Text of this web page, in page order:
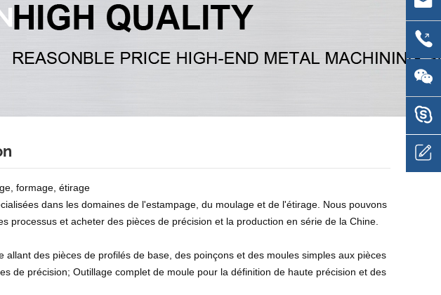
formage, étirage
dans les domaines de l'estampage, du moulage et de l'étirage. Nous pouvons
processus et acheter des pièces de précision et la production en série de la Chine.
des pièces de profilés de base, des poinçons et des moules simples aux pièces
de précision; Outillage complet de moule pour la définition de haute précision et des